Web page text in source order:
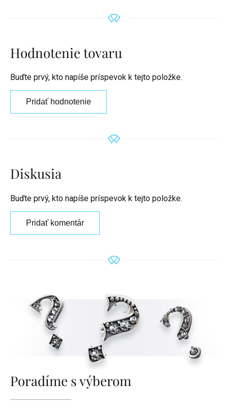
Hodnotenie tovaru
Buďte prvý, kto napíše príspevok k tejto položke.
Pridať hodnotenie
Diskusia
Buďte prvý, kto napíše príspevok k tejto položke.
Pridať komentár
Poradíme s výberom